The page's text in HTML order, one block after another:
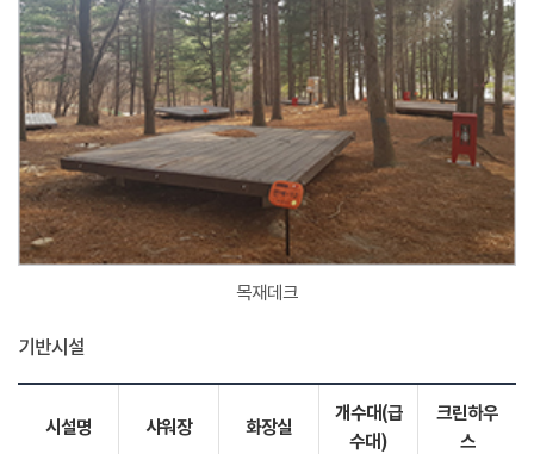
목재데크
기반시설
시설명 샤워장 화장실
개수대(급
수대)
크린하우
스